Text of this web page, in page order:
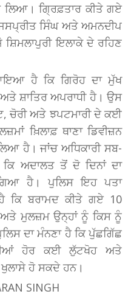
ਲਿਆ। ਗ੍ਰਿਫ਼ਤਾਰ ਕੀਤੇ ਗਏ
ਸਿੰਘ ਅਤੇ ਅਮਨਦੀਪ
ਇਲਾਕੇ ਦੇ ਰਹਿਣ
ਹੈ ਕਿ ਗਿਰੋਹ ਦਾ ਮੁੱਖ
ਸ਼ਾਤਿਰ ਅਪਰਾਧੀ ਹੈ। ਉਸ
ਚੋਰੀ ਅਤੇ ਝਪਟਮਾਰੀ ਦੇ ਕਈ
ਖ਼ਿਲਾਫ਼ ਥਾਣਾ ਡਿਵੀਜ਼ਨ
ਹੈ। ਜਾਂਚ ਅਧਿਕਾਰੀ ਸਬ-
ਅਦਾਲਤ ਤੋਂ ਦੋ ਦਿਨਾਂ ਦਾ
ਗਿਆ ਹੈ। ਪੁਲਿਸ ਇਹ ਪਤਾ
ਕਿ ਬਰਾਮਦ ਕੀਤੇ ਗਏ 10
ਮੁਲਜ਼ਮ ਉਨ੍ਹਾਂ ਨੂੰ ਕਿਸ ਨੂੰ
ਦਾ ਮੰਨਣਾ ਹੈ ਕਿ ਪੁੱਛਗਿੱਛ
ਹੋਰ ਕਈ ਲੁੱਟਖੋਹ ਅਤੇ
ਖੁਲਾਸੇ ਹੋ ਸਕਦੇ ਹਨ।
SINGH